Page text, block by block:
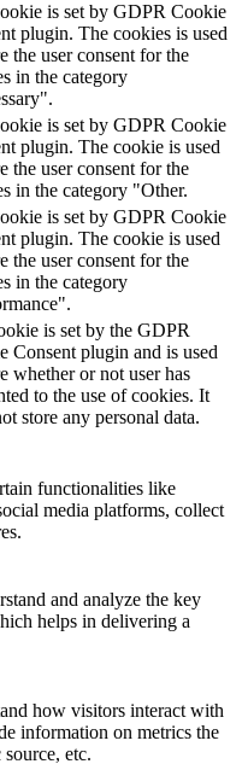
is set by GDPR Cookie
plugin. The cookies is used
the user consent for the
in the category
is set by GDPR Cookie
plugin. The cookie is used
the user consent for the
in the category "Other.
is set by GDPR Cookie
plugin. The cookie is used
the user consent for the
in the category
is set by the GDPR
Consent plugin and is used
whether or not user has
to the use of cookies. It
store any personal data.
functionalities like
media platforms, collect
and analyze the key
helps in delivering a
how visitors interact with
information on metrics the
etc.